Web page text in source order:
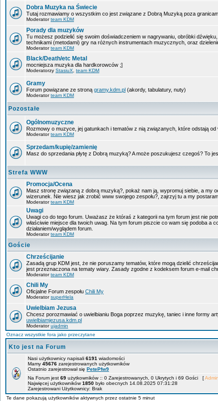
Dobra Muzyka na Świecie
Tutaj rozmawiamy o wszystkim co jest związane z Dobrą Muzyką poza
Moderatorteam KDM
Porady dla muzyków
Tu możesz podzielić się swoim doświadczeniem w nagrywaniu, obróbki
technikami (metodami) gry na różnych instrumentach muzycznych, oraz
Moderatorteam KDM
Black/Death/etc Metal
mocniejsza muzyka dla hardkorowców ;]
Moderatorzy StasiuX team KDM
Gramy
Forum powiązane ze stroną gramy.kdm.pl (akordy, tabulatury, nuty)
Moderatorteam KDM
Pozostałe
Ogólnomuzyczne
Rozmowy o muzyce, jej gatunkach i tematów z nią związanych, które odstają od
Moderatorteam KDM
Sprzedam/kupię/zamienię
Masz do sprzedania płytę z Dobrą muzyką? A może poszukujesz czegoś? To
Strefa WWW
Promocja/Ocena
Masz stronę związaną z dobrą muzyką?, pokaż nam ją, wypromuj siebie, a my
wizerunek. Nie wiesz jak zrobić www swojego zespołu?, zajrzyj tu a my
Moderatorteam KDM
Uwagi
Uwagi co do tego forum. Uważasz że któraś z kategorii na tym forum jest nie
właściwie miejsce dla twoich uwag. Na tym forum piszcie co wam się podoba a
działaniem/wyglądem forum.
Moderatorteam KDM
Goście
Chrześcijanie
Zasadą grup KDM jest, że nie poruszamy tematów, które mogą dzielić
jest przeznaczona na tematy wiary. Zasady zgodne z kodeksem forum e-mail
Moderatorteam KDM
Chili My
Oficjalne Forum zespołu Chili My
ModeratorsuperHela
Uwielbiam Jezusa
Chcesz porozmawiać o uwielbianiu Boga poprzez muzykę, taniec i inne formy
uwielbiamjezusa.kdm.pl
Moderatorujadmin
Oznacz wszystkie fora jako przeczytane
Kto jest na Forum
Nasi użytkownicy napisali 6191 wiadomości
Mamy 45676 zarejestrowanych użytkowników
Ostatnio zarejestrował się PetePfw9
Na Forum jest 69 użytkowników :: 0 Zarejestrowanych, 0 Ukrytych i 69 Gości [
Najwięcej użytkowników1850 było obecnych 14.08.2025 07:31:28
Zarejestrowani Użytkownicy: Brak
Te dane pokazują użytkowników aktywnych przez ostatnie 5 minut